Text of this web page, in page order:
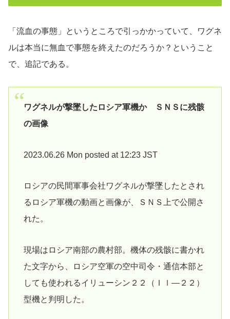
「流血の事態」というところで引っかかっていて、ワグネ
ルは本当に無血で事態を終えたのだろうか？ということ
で、追記である。
ワグネルが撃墜したロシア軍機か ＳＮＳに残骸
の画像
2023.06.26 Mon posted at 12:23 JST
ロシアの民間軍事会社ワグネルが撃墜したとされ
るロシア軍機の動画と画像が、ＳＮＳ上で公開さ
れた。
現場はロシア南部の農村部。機体の残骸に書かれ
た文字から、ロシア空軍の空中司令・通信本部と
しても使われるイリューシン２２（Ｉｌ―２２）
型機と判明した。